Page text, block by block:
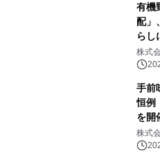
有機
配」
らし
開催
株式
手前
恒例
を開
株式